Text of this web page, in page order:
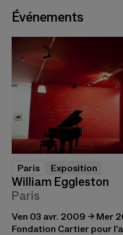
Événements
Paris Exposition
William Eggleston
Paris
Ven 03 avr. 2009 → Mer
Fondation Cartier pour